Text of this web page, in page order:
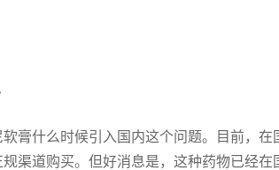
膏什么时候引入国内这个问题。目前，在
渠道购买。但好消息是，这种药物已经